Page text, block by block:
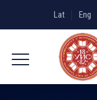
Lat Eng